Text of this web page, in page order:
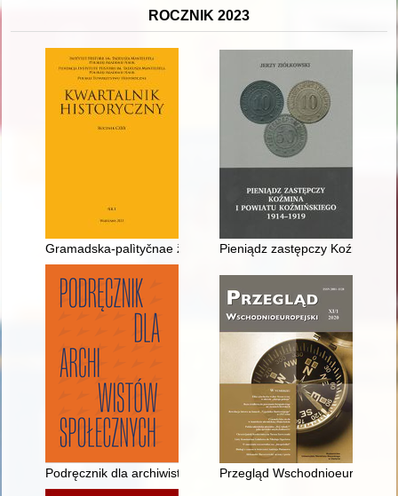
ROCZNIK 2023
Gramadska-palìtyčnae žyccë Vâlìkaga Knâstva Lìtoǔskaga ǔ
Pieniądz zastępczy Koźmina i
Podręcznik dla archiwistów społecznych
Przegląd